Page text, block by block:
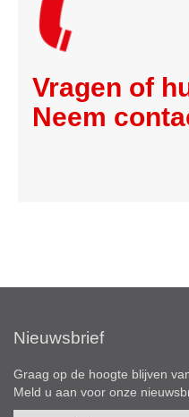
Vragen of
Neem
Nieuwsbrief
Graag op de hoogte blijven
Meld u aan voor onze